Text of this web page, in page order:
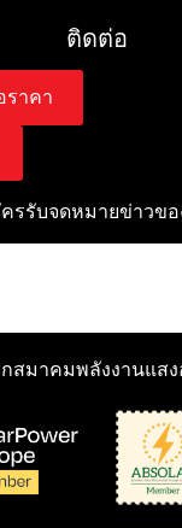
ติดต่อ
ราคา
รรับจดหมายข่าวขอ
สมาคมพลังงานแสง